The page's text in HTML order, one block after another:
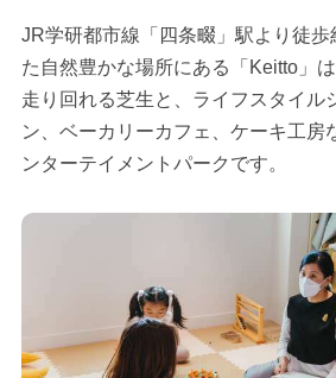
JR学研都市線「四条畷」駅より徒
た自然豊かな場所にある「Keitto」
走り回れる芝生と、ライフスタイル
ン、ベーカリーカフェ、ケーキ工房
ンターテイメントパークです。